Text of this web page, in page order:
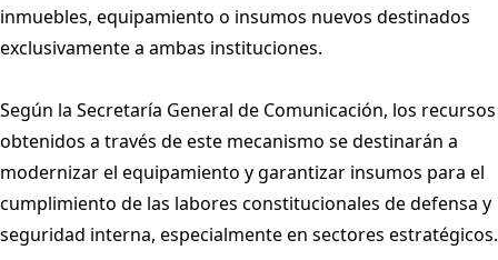
inmuebles, equipamiento o insumos nuevos destinados
exclusivamente a ambas instituciones.
Según la Secretaría General de Comunicación, los recursos
obtenidos a través de este mecanismo se destinarán a
modernizar el equipamiento y garantizar insumos para el
cumplimiento de las labores constitucionales de defensa y
seguridad interna, especialmente en sectores estratégicos.